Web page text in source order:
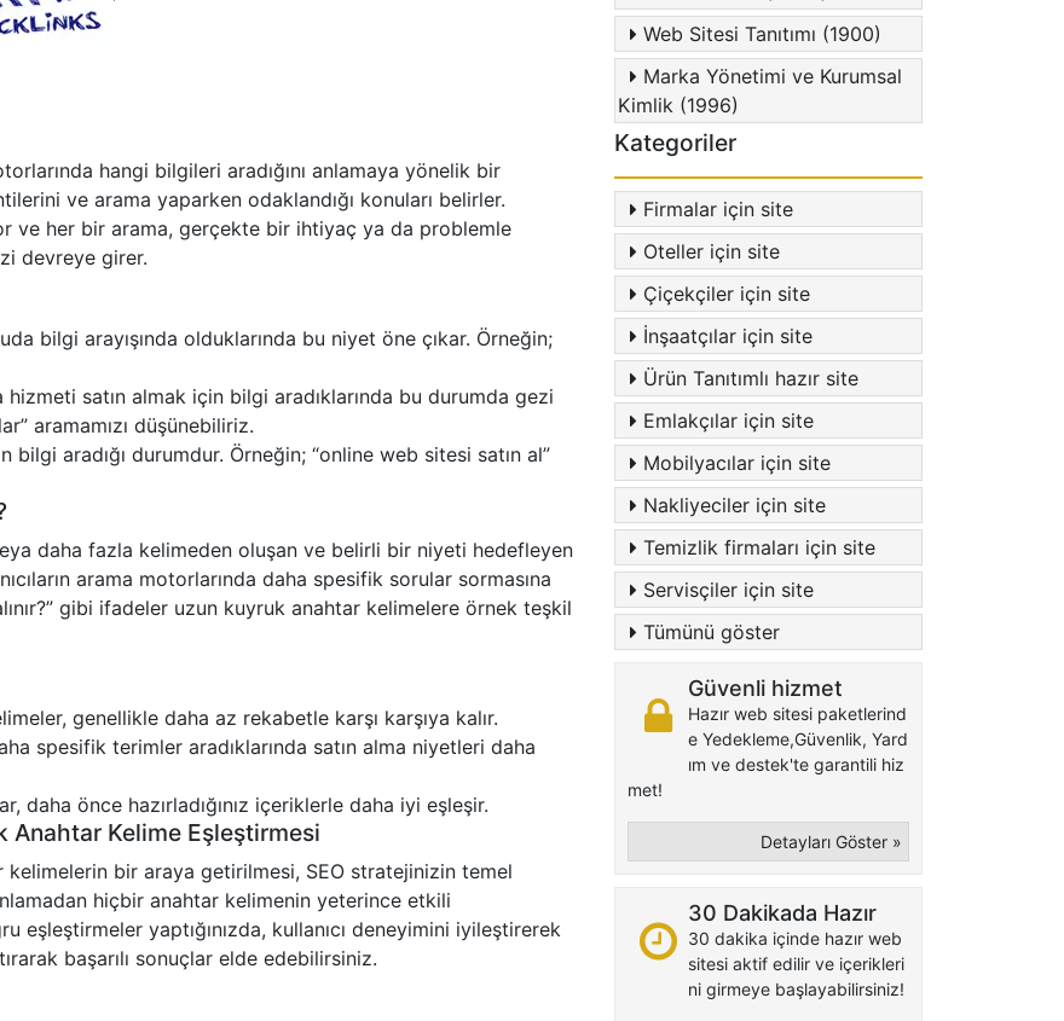
hangi bilgileri aradığını anlamaya yönelik bir
ve arama yaparken odaklandığı konuları belirler.
ve her bir arama, gerçekte bir ihtiyaç ya da problemle
devreye girer.
bilgi arayışında olduklarında bu niyet öne çıkar. Örneğin;
hizmeti satın almak için bilgi aradıklarında bu durumda gezi
aramamızı düşünebiliriz.
bilgi aradığı durumdur. Örneğin; “online web sitesi satın al”
daha fazla kelimeden oluşan ve belirli bir niyeti hedefleyen
arama motorlarında daha spesifik sorular sormasına
gibi ifadeler uzun kuyruk anahtar kelimelere örnek teşkil
genellikle daha az rekabetle karşı karşıya kalır.
spesifik terimler aradıklarında satın alma niyetleri daha
daha önce hazırladığınız içeriklerle daha iyi eşleşir.
Anahtar Kelime Eşleştirmesi
kelimelerin bir araya getirilmesi, SEO stratejinizin temel
hiçbir anahtar kelimenin yeterince etkili
eşleştirmeler yaptığınızda, kullanıcı deneyimini iyileştirerek
başarılı sonuçlar elde edebilirsiniz.
Web Sitesi Tanıtımı (1900)
Marka Yönetimi ve Kurumsal
Kimlik (1996)
Kategoriler
Firmalar için site
Oteller için site
Çiçekçiler için site
İnşaatçılar için site
Ürün Tanıtımlı hazır site
Emlakçılar için site
Mobilyacılar için site
Nakliyeciler için site
Temizlik firmaları için site
Servisçiler için site
Tümünü göster
Güvenli hizmet
Hazır web sitesi paketlerind
e Yedekleme,Güvenlik, Yard
ım ve destek'te garantili hiz
met!
Detayları Göster »
30 Dakikada Hazır
30 dakika içinde hazır web
sitesi aktif edilir ve içerikleri
ni girmeye başlayabilirsiniz!